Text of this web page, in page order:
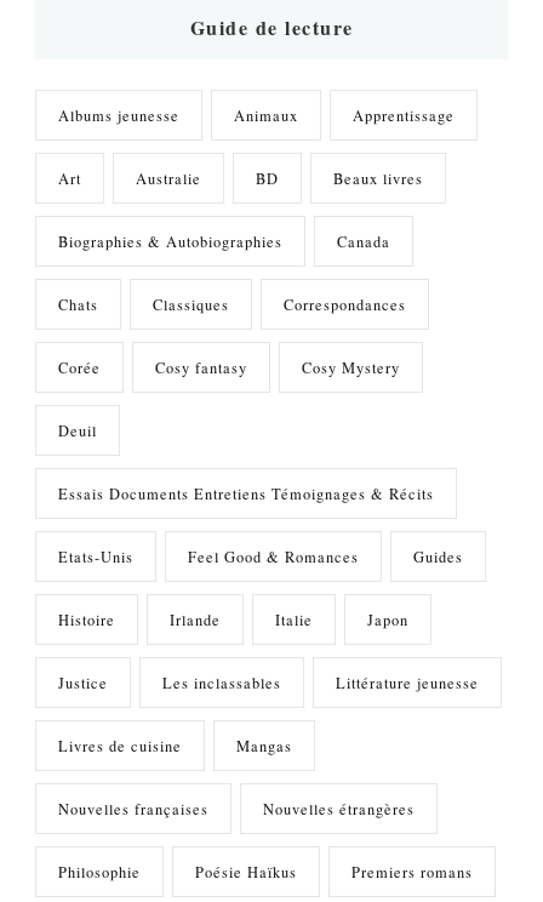
Guide de lecture
Albums jeunesse Animaux Apprentissage
Art Australie BD Beaux livres
Biographies & Autobiographies Canada
Chats Classiques Correspondances
Corée Cosy fantasy Cosy Mystery
Deuil
Essais Documents Entretiens Témoignages & Récits
Etats-Unis Feel Good & Romances Guides
Histoire Irlande Italie Japon
Justice Les inclassables Littérature jeunesse
Livres de cuisine Mangas
Nouvelles françaises Nouvelles étrangères
Philosophie Poésie Haïkus Premiers romans